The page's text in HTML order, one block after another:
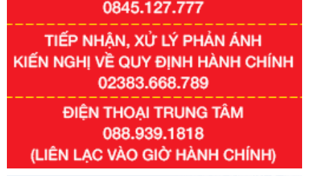
Số kí hiệu:351/2025/NĐ-CP
Tên: Nghị định số 351/2025/NĐ-CP của Chính phủ: Quy
định chuẩn nghèo đa chiều quốc gia giai đoạn 2026 - 2030
Ngày ban hành: 29/12/2026
3014/QĐ-UBND
Tên: Quyết định về việc công bố danh mục thủ tục hành
chính ban hành mới, sửa đổi bổ sung trong lĩnh vực hỗ trợ